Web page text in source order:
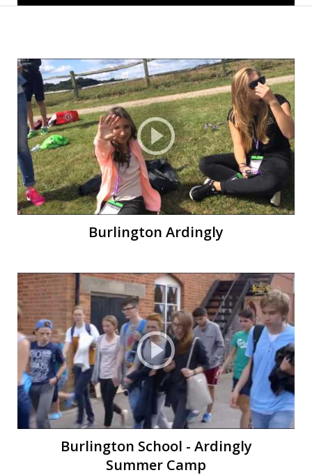
Burlington Ardingly
Burlington School - Ardingly
Summer Camp